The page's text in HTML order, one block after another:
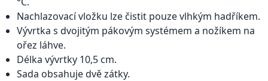
Nachlazovací vložku lze čistit pouze vlhkým hadříkem.
Vývrtka s dvojitým pákovým systémem a nožíkem na
ořez láhve.
Délka vývrtky 10,5 cm.
Sada obsahuje dvě zátky.